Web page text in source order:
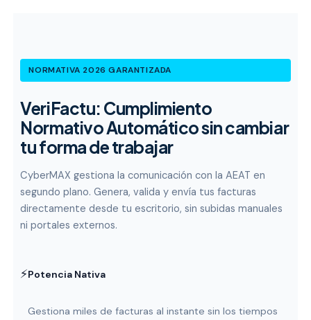
NORMATIVA 2026 GARANTIZADA
VeriFactu: Cumplimiento
Normativo Automático sin cambiar
tu forma de trabajar
CyberMAX gestiona la comunicación con la AEAT en
segundo plano. Genera, valida y envía tus facturas
directamente desde tu escritorio, sin subidas manuales
ni portales externos.
⚡Potencia Nativa
Gestiona miles de facturas al instante sin los tiempos